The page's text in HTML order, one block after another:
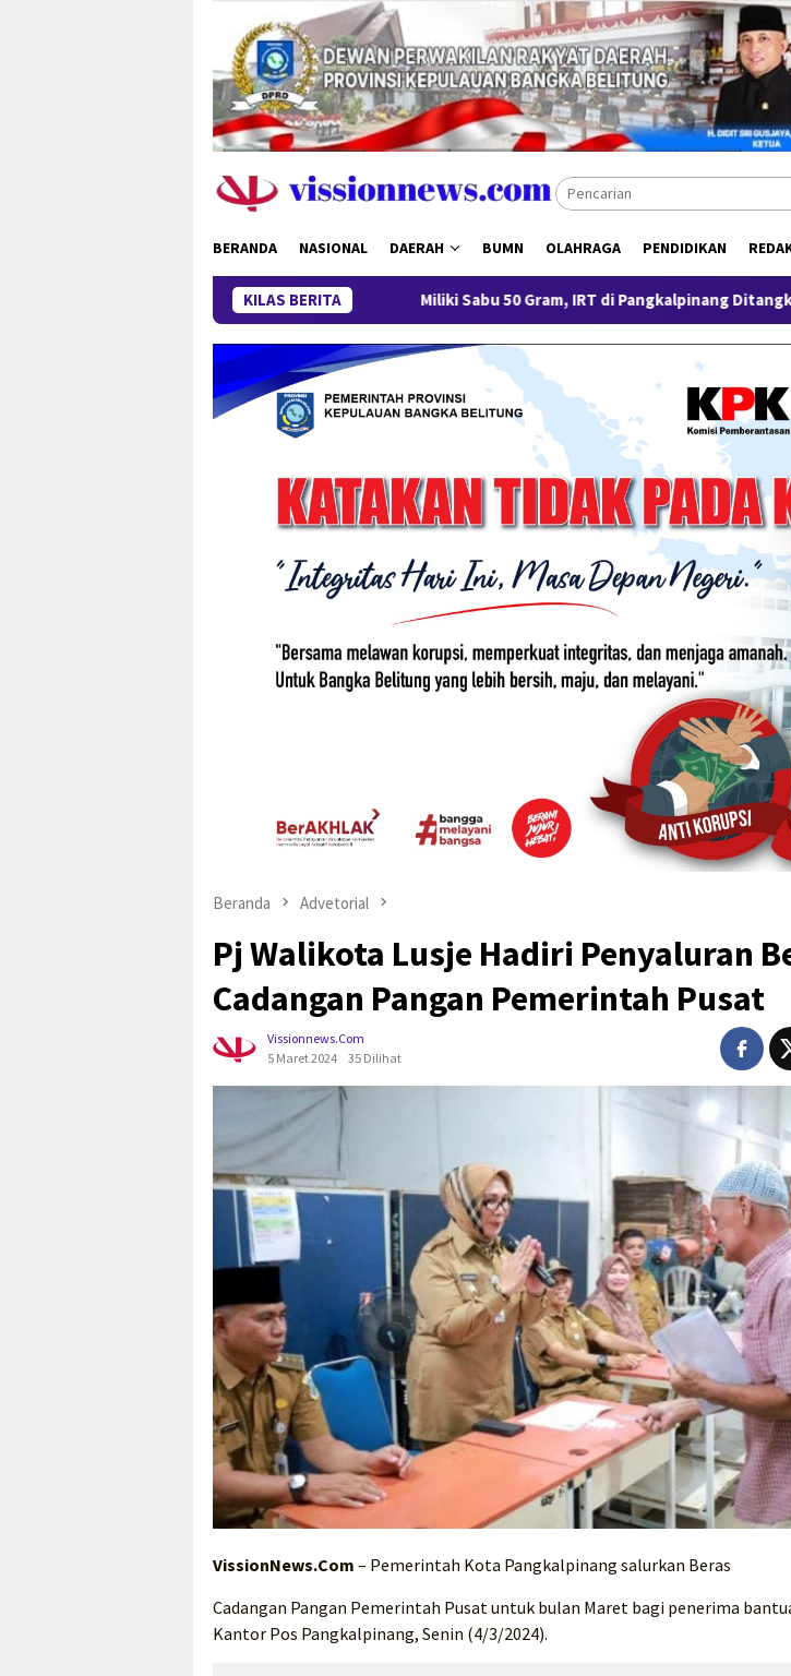
konten
BERANDA NASIONAL DAERAH BUMN OLAHRAGA PENDIDIKAN
KILAS BERITA
Miliki Sabu 50 Gram, IRT di Pangkalpinang Ditangkap Ditresnarkoba
Beranda Advetorial
Pj Walikota Lusje Hadiri Penyaluran
Cadangan Pangan Pemerintah Pusat
Vissionnews.com
5 Maret 2024
35 Dilihat
VissionNews.Com – Pemerintah Kota Pangkalpinang salurkan Beras
Cadangan Pangan Pemerintah Pusat untuk bulan Maret bagi penerima
Kantor Pos Pangkalpinang, Senin (4/3/2024).